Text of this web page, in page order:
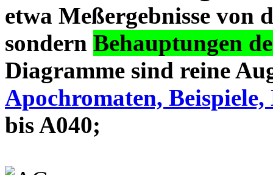
etwa Meßergebnisse von
sondern Behauptungen
Diagramme sind reine
Apochromaten, Beispiele,
bis A040;